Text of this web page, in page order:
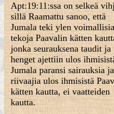
Apt:19:11:ssa on selkeä
sillä Raamattu sanoo, että
Jumala teki ylen voimallisia
tekoja Paavalin kätten
jonka seurauksena taudit ja
henget ajettiin ulos
Jumala paransi sairauksia
riivaajia ulos ihmisistä
kätten kautta, ei vaatteiden
kautta.